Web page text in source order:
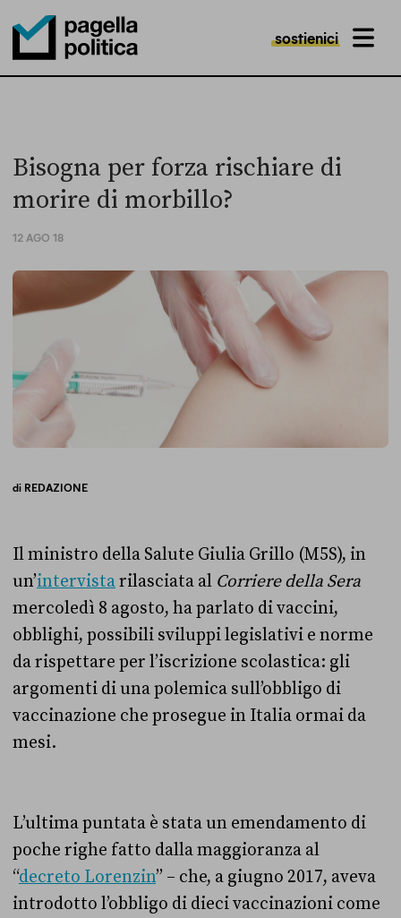
Pagella Politica Logo
sostienici MENU
Bisogna per forza rischiare di
morire di morbillo?
12 AGO 18
di REDAZIONE
Il ministro della Salute Giulia Grillo (M5S), in
un’intervistarilasciata al Corriere della Sera
mercoledì 8 agosto, ha parlato di vaccini,
obblighi, possibili sviluppi legislativi e norme
da rispettare per l’iscrizione scolastica: gli
argomenti di una polemica sull’obbligo di
vaccinazione che prosegue in Italia ormai da
mesi.
L’ultima puntata è stata un emendamento di
poche righe fatto dalla maggioranza al
“decreto Lorenzin” – che, a giugno 2017, aveva
introdotto l’obbligo di dieci vaccinazioni come